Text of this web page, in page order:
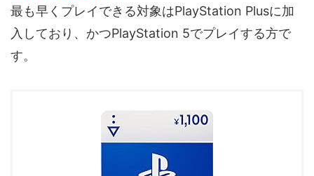
最も早くプレイできる対象はPlayStation Plusに加
入しており、かつPlayStation 5でプレイする方で
す。